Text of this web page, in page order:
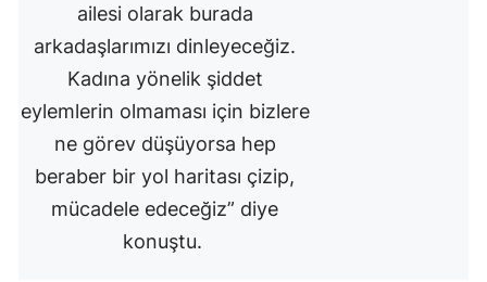
ailesi olarak burada
arkadaşlarımızı dinleyeceğiz.
Kadına yönelik şiddet
eylemlerin olmaması için bizlere
ne görev düşüyorsa hep
beraber bir yol haritası çizip,
mücadele edeceğiz” diye
konuştu.